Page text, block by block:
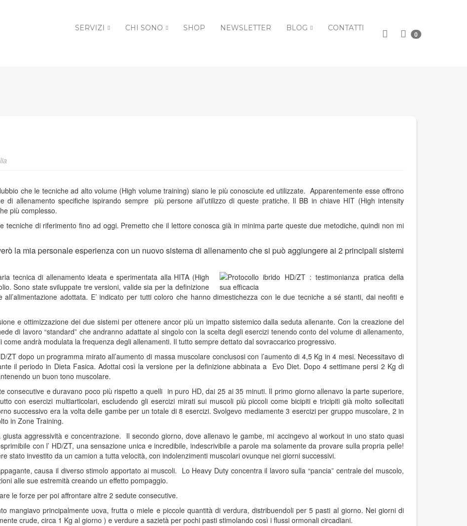
SERVIZI CHI SONO SHOP NEWSLETTER BLOG CONTATTI
0
che le tecniche ad alto volume (High volume training) siano le più conosciute ed utilizzate. Apparentemente esse offrono
di allenamento specifiche ispirando sempre più persone all’utilizzo di queste pratiche. Il BB in chiave HIT (High intensity
più complesso.
tecniche di riferimento fino ad oggi. Premetto che il lettore conosca già in minima parte queste due metodiche, quindi non mi
la mia personale esperienza con un nuovo sistema di allenamento che si può aggiungere ai 2 principali sistemi
tecnica di allenamento ideata e sperimentata alla HITA (High
Sono state sviluppate tre versioni, valide sia per la definizione
adottata. E’ indicato per tutti coloro che hanno dimestichezza con le due tecniche a sé stanti, dai neofiti e
e ottimizzazione dei due sistemi per ottenere ancor più un impatto sistemico dalla seduta allenante. Con la creazione del
di lavoro “standard” che andranno adattate al singolo con la scelta degli esercizi tenendo conto del volume di allenamento,
come andrà modulata la frequenza degli allenamenti. Il tutto sempre dettato dal sovraccarico progressivo.
ZT dopo un programma mirato all’aumento di massa muscolare conclusosi con l’aumento di 4,5 Kg in 4 mesi. Necessitavo di
il periodo in Dieta Fasica. Adottai così la versione per la definizione abbinata a Evo Diet. Dopo 4 settimane persi 2 Kg di
un buon tono muscolare.
consecutive e duravano poco più rispetto a quelli in puro HD, dai 25 ai 35 minuti. Il primo giorno allenavo la parte superiore,
con esercizi multiarticolari, escludendo gli esercizi mirati sui muscoli più piccoli come bicipiti e tricipiti già molto sollecitati
successivo era la volta delle gambe per un totale di 8 esercizi. Svolgevo mediamente 3 esercizi per gruppo muscolare, 2 in
in Zone Training.
aggressività e concentrazione. Il secondo giorno, dove allenavo le gambe, mi accingevo al workout in uno stato quasi
con l’ HD/ZT, una sensazione unica e incredibile, indescrivibile a parole ma solamente da provare sulla propria pelle!
stato investito da un camion a tutta velocità, con indolenzimenti muscolari ovunque nei giorni successivi.
causa il diverso stimolo apportato ai muscoli. Lo Heavy Duty concentra il lavoro sulla “pancia” centrale del muscolo,
alle sue estremità creando un effetto pompaggio.
le forze per poi affrontare altre 2 sedute consecutive.
mangiavo principalmente uova, frutta o miele e piccole quantità di verdura, distribuendoli per 5 pasti al giorno. Nei giorni di
crude, circa 1 Kg al giorno ) e verdure a sazietà per pochi pasti stimolando così i flussi ormonali circadiani.